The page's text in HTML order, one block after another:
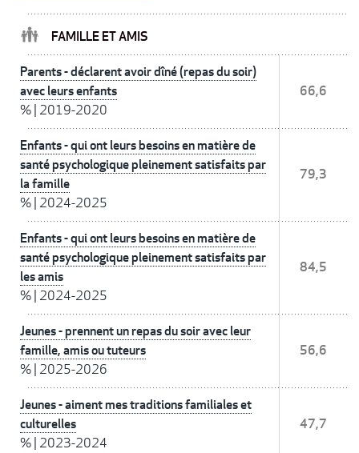
FAMILLE ET AMIS
Parents - déclarent avoir dîné (repas du soir)
avec leurs enfants
% 2019-2020
66,6
Enfants - qui ont leurs besoins en matière de
santé psychologique pleinement satisfaits par
la famille
% 2024-2025
79,3
Enfants - qui ont leurs besoins en matière de
santé psychologique pleinement satisfaits par
les amis
% 2024-2025
84,5
Jeunes - prennent un repas du soir avec leur
famille, amis ou tuteurs
% 2025-2026
56,6
Jeunes - aiment mes traditions familiales et
culturelles
% 2023-2024
47,7